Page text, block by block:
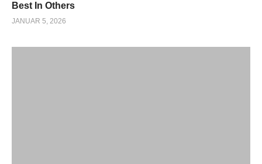
Best In Others
JANUAR 5, 2026